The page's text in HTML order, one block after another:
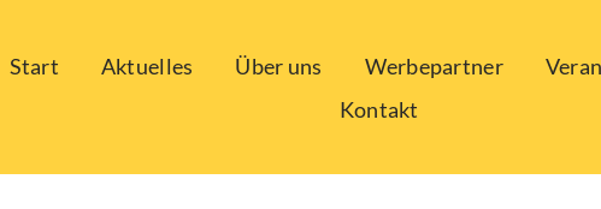
Start Aktuelles Über uns Werbepartner
Kontakt